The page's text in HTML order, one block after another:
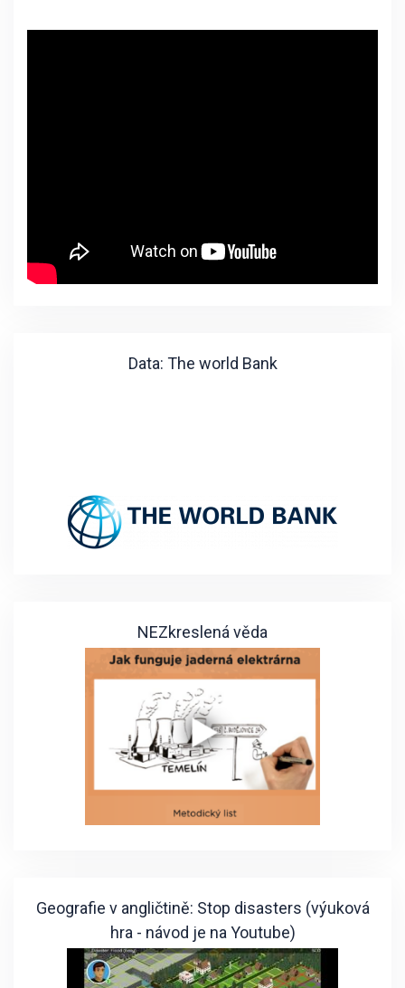
Data: The world Bank
NEZkreslená věda
Geografie v angličtině: Stop disasters (výuková
hra - návod je na Youtube)